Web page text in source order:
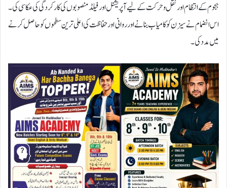
ہجوم کے انتظام اور نقل و حرکت کے لیے آپریشنل اور فیلڈ منصوبوں کی کارکردگی کی عکاسی کی۔
اس انضمام نے سیزن کو کامیاب بنانے اور روانی اور حفاظت کی اعلی ترین سطحوں کو حاصل کرنے
میں مدد کی۔